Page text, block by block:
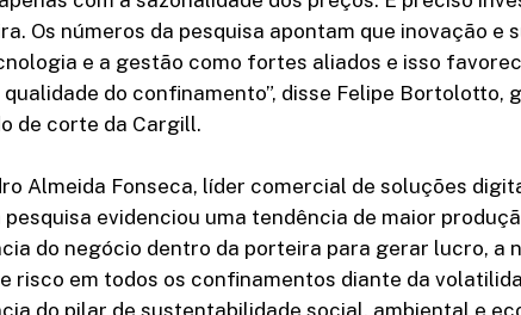
Os números da pesquisa apontam que inovação e
e a gestão como fortes aliados e isso
qualidade do confinamento”, disse Felipe Bortolotto,
de corte da Cargill.
Almeida Fonseca, líder comercial de soluções
pesquisa evidenciou uma tendência de maior
do negócio dentro da porteira para gerar lucro, a
risco em todos os confinamentos diante da
do pilar de sustentabilidade social, ambiental e